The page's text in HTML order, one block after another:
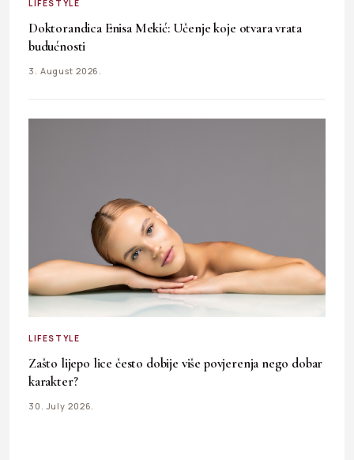
LIFESTYLE
Doktorandica Enisa Mekić: Učenje koje otvara vrata
budućnosti
3. August 2026.
LIFESTYLE
Zašto lijepo lice često dobije više povjerenja nego dobar
karakter?
30. July 2026.